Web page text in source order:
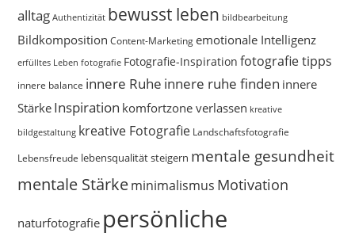
alltag Authentizität bewusst leben bildbearbeitung
Bildkomposition Content-Marketing emotionale Intelligenz
erfülltes Leben fotografie Fotografie-Inspiration fotografie tipps
innere balance innere Ruhe innere ruhe finden innere
Stärke Inspiration komfortzone verlassen kreative
bildgestaltung kreative Fotografie Landschaftsfotografie
Lebensfreude lebensqualität steigern mentale gesundheit
mentale Stärkeminimalismus Motivation
naturfotografie persönliche